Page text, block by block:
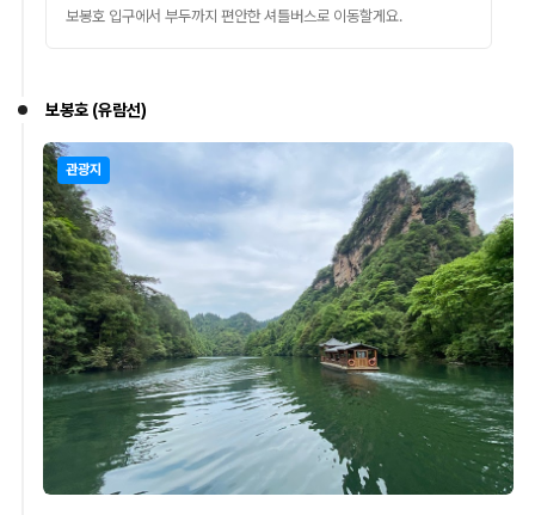
보봉호 입구에서 부두까지 편안한 셔틀버스로 이동할게요.
보봉호 (유람선)
관광지